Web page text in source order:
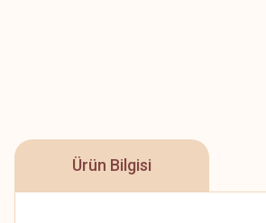
Ürün Bilgisi